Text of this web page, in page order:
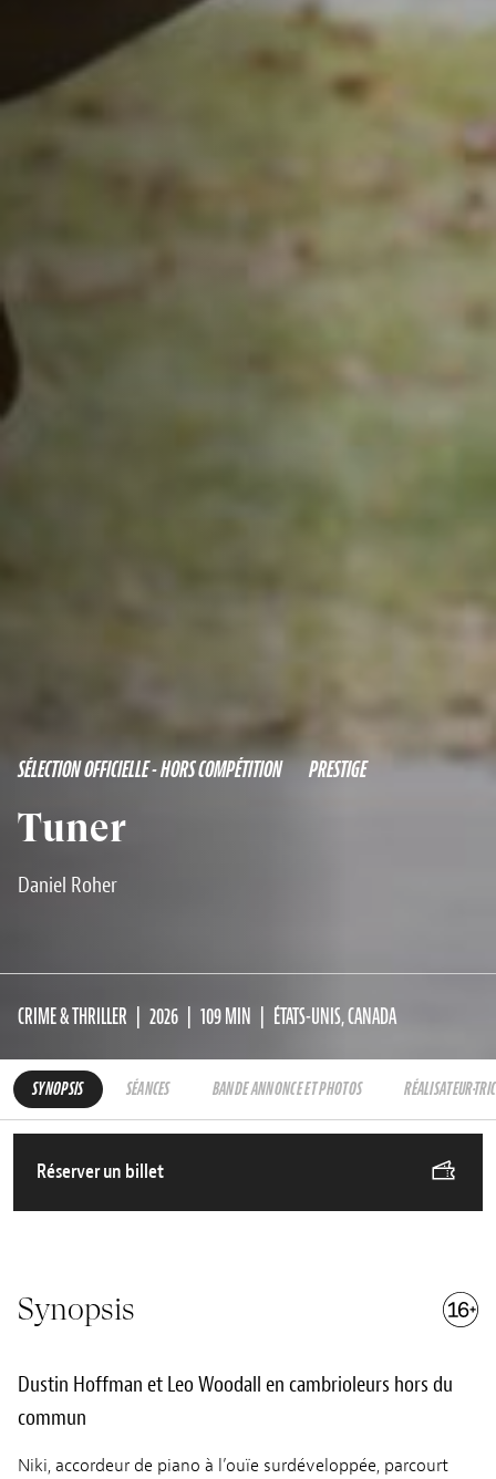
SÉLECTION OFFICIELLE - HORS COMPÉTITION PRESTIGE
Tuner
Daniel Roher
CRIME & THRILLER 2026 109 MIN ÉTATS-UNIS, CANADA
SYNOPSIS SÉANCES BANDE ANNONCE ET PHOTOS
Réserver un billet
Synopsis
Dustin Hoffman et Leo Woodall en cambrioleurs hors du
commun
Niki, accordeur de piano à l’ouïe surdéveloppée, parcourt